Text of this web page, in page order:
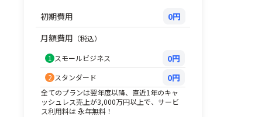
初期費用
0円
月額費用 （税込）
1 スモールビジネス 0円
2 スタンダード 0円
全てのプランは翌年度以降、直近1年のキャ
ッシュレス売上が3,000万円以上で、サービ
ス利用料は 永年無料！